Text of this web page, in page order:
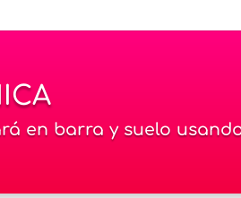
en barra y suelo